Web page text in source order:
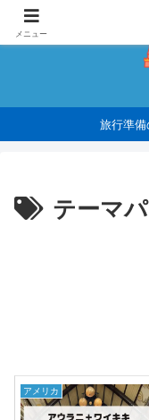
旅行準
テーマ
アメリカ
メニュー